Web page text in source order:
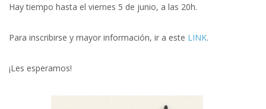
Hay tiempo hasta el viernes 5 de junio, a las 20h.
Para inscribirse y mayor información, ir a este LINK.
¡Les esperamos!